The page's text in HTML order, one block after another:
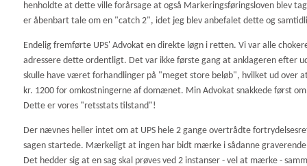
henholdte at dette ville forårsage at også Markeringsføringsloven blev
er åbenbart tale om en "catch 2", idet jeg blev anbefalet dette og
Endelig fremførte UPS' Advokat en direkte løgn i retten. Vi var alle
adressere dette ordentligt. Det var ikke første gang at anklageren efter
skulle have været forhandlinger på "meget store beløb", hvilket ud over
kr. 1200 for omkostningerne af domænet. Min Advokat snakkede først
Dette er vores "retsstats tilstand"!
Der nævnes heller intet om at UPS hele 2 gange overtrådte
sagen startede. Mærkeligt at ingen har bidt mærke i sådanne
Det hedder sig at en sag skal prøves ved 2 instanser - vel at mærke -